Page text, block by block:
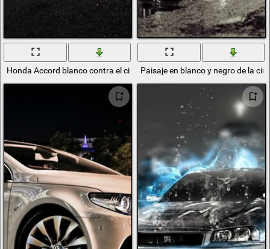
Honda Accord blanco contra el cielo nocturnoPaisaje en blanco y negro de la